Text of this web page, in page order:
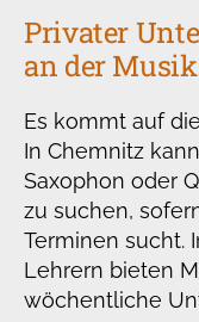
Privater
an der
Es kommt auf
In Chemnitz
Saxophon oder
zu suchen,
Terminen sucht.
Lehrern bieten
wöchentliche